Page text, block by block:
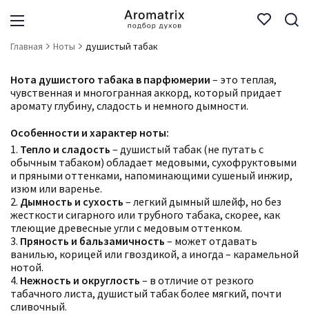
Главная Ноты душистый табак
Нота душистого табака в парфюмерии – это теплая,
чувственная и многогранная аккорд, который придает
аромату глубину, сладость и немного дымности.
Особенности и характер ноты:
1. Тепло и сладость – душистый табак (не путать с
обычным табаком) обладает медовыми, сухофруктовыми
и пряными оттенками, напоминающими сушеный инжир,
изюм или варенье.
2. Дымность и сухость – легкий дымный шлейф, но без
жесткости сигарного или трубного табака, скорее, как
тлеющие древесные угли с медовым оттенком.
3. Пряность и бальзамичность – может отдавать
ванилью, корицей или гвоздикой, а иногда – карамельной
нотой.
4. Нежность и округлость – в отличие от резкого
табачного листа, душистый табак более мягкий, почти
сливочный.